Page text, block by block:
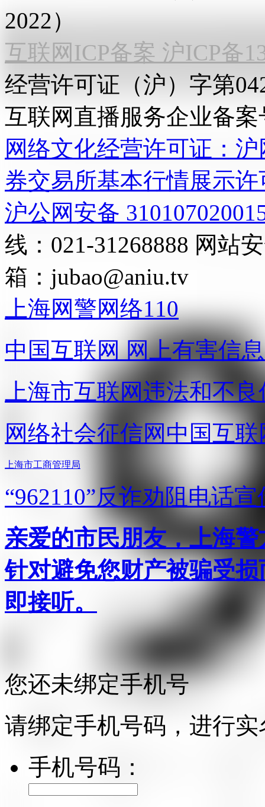
2022）
互联网ICP备案 沪ICP备
经营许可证（沪）字第
互联网直播服务企业备案
网络文化经营许可证：
券交易所基本行情展示许
沪公网安备
线：021-31268888 网站
箱： jubao@aniu.tv
上海网警网络110
中国互联网 网上有害信
上海市互联网违法和不
网络社会征信网 中国互
上海市工商管理局
“962110”反诈劝阻电话宣
亲爱的市民朋友，上海
针对避免您财产被骗受
即接听。
您还未绑定手机号
请绑定手机号码，进行
手机号码：